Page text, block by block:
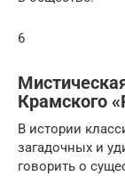
6
Крамского
В истории
загадочных и
говорить о